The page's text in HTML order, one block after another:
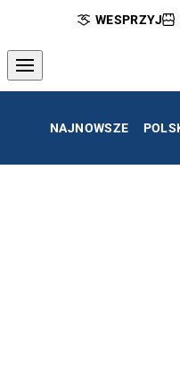
WESPRZYJ
NAJNOWSZE